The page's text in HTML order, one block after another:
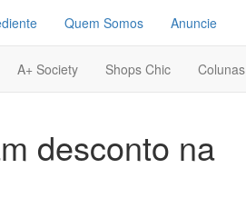
Quem Somos Anuncie
A+ Society Shops Chic Colunas
desconto na